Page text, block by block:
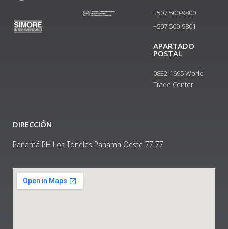
+507 500-9800
+507 500-9801​
APARTADO
POSTAL
0832-1695 World
Trade Center
DIRECCIÓN
Panamá PH Los Toneles Panama Oeste 77 77